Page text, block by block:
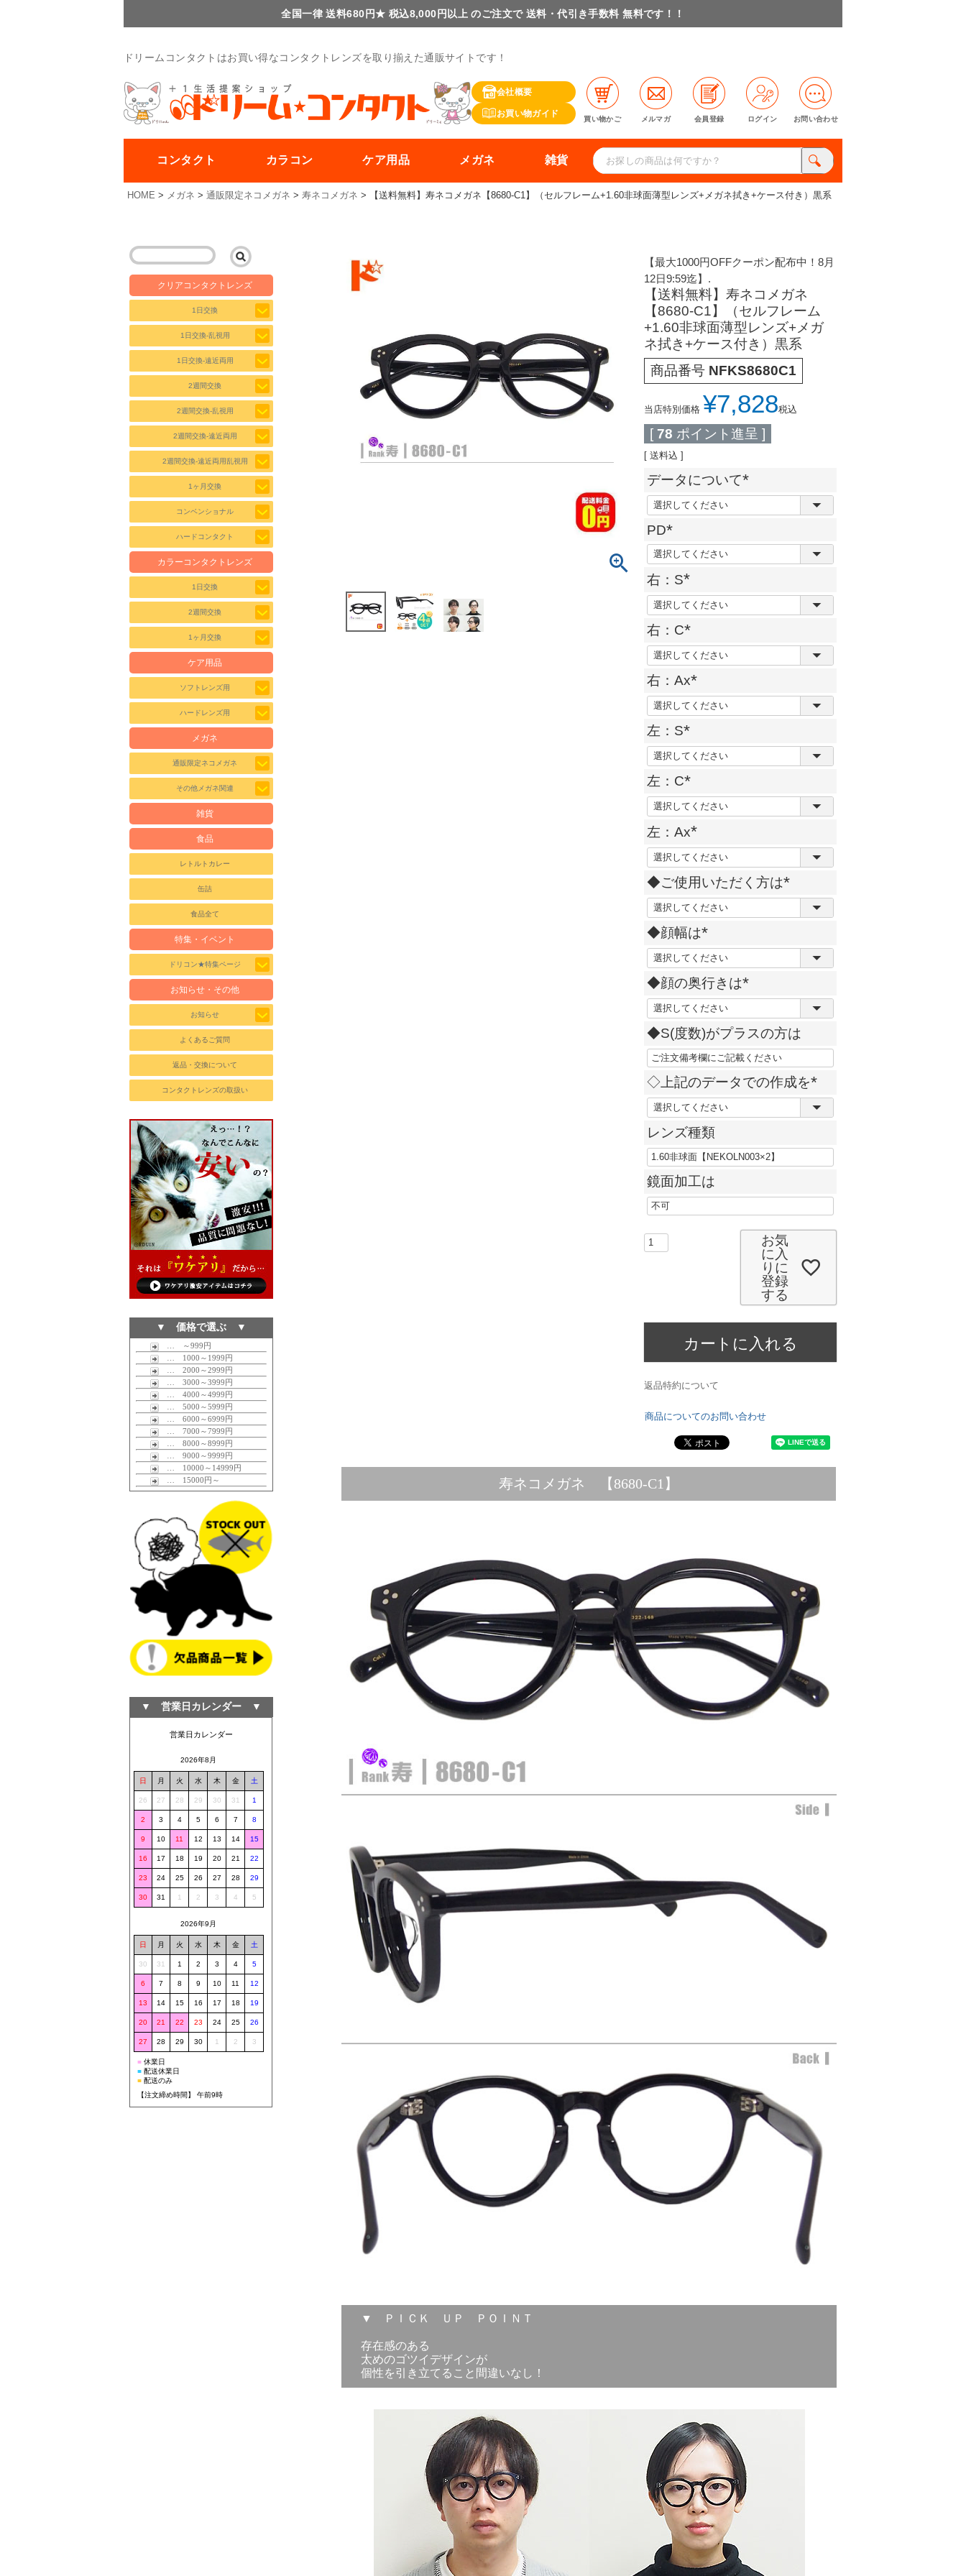
全国一律 送料680円★ 税込8,000円以上 のご注文で 送料・代引き手数料 無料です！！
ドリームコンタクトはお買い得なコンタクトレンズを取り揃えた通販サイトです！
会社概要
お買い物ガイド
買い物かご メルマガ 会員登録 ログイン お問い合わせ
コンタクト カラコン ケア用品 メガネ 雑貨
HOME メガネ 通販限定ネコメガネ 寿ネコメガネ 【送料無料】寿ネコメガネ【8680-C1】（セルフレーム+1.60非球面薄型レンズ+メガネ拭き+ケース付き）黒系
クリアコンタクトレンズ
1日交換
1日交換-乱視用
1日交換-遠近両用
2週間交換
2週間交換-乱視用
2週間交換-遠近両用
2週間交換-遠近両用乱視用
1ヶ月交換
コンベンショナル
ハードコンタクト
カラーコンタクトレンズ
1日交換
2週間交換
1ヶ月交換
ケア用品
ソフトレンズ用
ハードレンズ用
メガネ
通販限定ネコメガネ
その他メガネ関連
雑貨
食品
レトルトカレー
缶詰
食品全て
特集・イベント
ドリコン★特集ページ
お知らせ・その他
お知らせ
よくあるご質問
返品・交換について
コンタクトレンズの取扱い
▼ 価格で選ぶ ▼
… ～999円
… 1000～1999円
… 2000～2999円
… 3000～3999円
… 4000～4999円
… 5000～5999円
… 6000～6999円
… 7000～7999円
… 8000～8999円
… 9000～9999円
… 10000～14999円
… 15000円～
▼ 営業日カレンダー ▼
営業日カレンダー
2026年8月
日 月 火 水 木 金 土
26 27 28 29 30 31 1
2 3 4 5 6 7 8
9 10 11 12 13 14 15
16 17 18 19 20 21 22
23 24 25 26 27 28 29
30 31 1 2 3 4 5
2026年9月
日 月 火 水 木 金 土
30 31 1 2 3 4 5
6 7 8 9 10 11 12
13 14 15 16 17 18 19
20 21 22 23 24 25 26
27 28 29 30 1 2 3
■ 休業日
■ 配送休業日
■ 配送のみ
【注文締め時間】 午前9時
【最大1000円OFFクーポン配布中！8月
12日9:59迄】.
【送料無料】寿ネコメガネ
【8680-C1】（セルフレーム
+1.60非球面薄型レンズ+メガ
ネ拭き+ケース付き）黒系
商品番号 NFKS8680C1
当店特別価格 ¥7,828税込
[ 78 ポイント進呈 ]
送料込
データについて
(
必
PD
(
必
須
)
右：S
(
必
須
)
右：C
(
必
須
)
右：Ax
(
必
)
左：S
(
必
須
)
左：C
(
必
須
)
左：Ax
(
必
須
)
◆ご使用いただく方は
(
必
)
◆顔幅は
(
必
須
)
◆顔の奥行きは
(
必
須
)
◆S(度数)がプラスの方は
◇上記のデータでの作成を
(
必
)
レンズ種類
鏡面加工は
お気
に入
りに
登録
する
カートに入れる
返品特約について
商品についてのお問い合わせ
寿ネコメガネ 【8680-C1】
▼ ＰＩＣＫ ＵＰ ＰＯＩＮＴ
存在感のある
太めのゴツイデザインが
個性を引き立てること間違いなし！